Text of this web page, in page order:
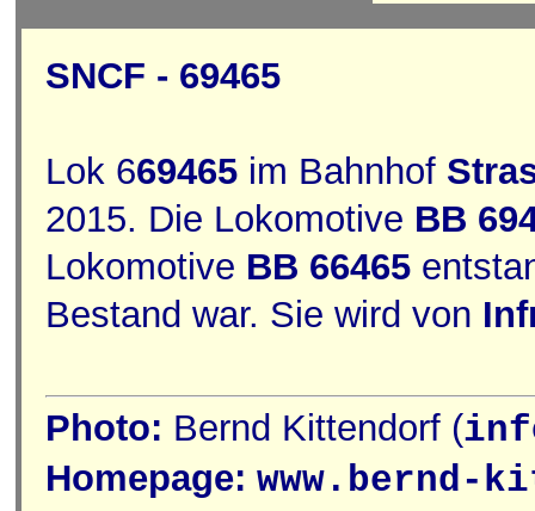
SNCF - 69465
Lok 669465 im Bahnhof
2015. Die Lokomotive BB
Lokomotive BB 66465
Bestand war. Sie wird von
Photo: Bernd Kittendorf (
Homepage: www.bernd-